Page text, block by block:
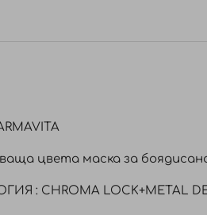
цвета маска за
: CHROMA LOCK+METAL